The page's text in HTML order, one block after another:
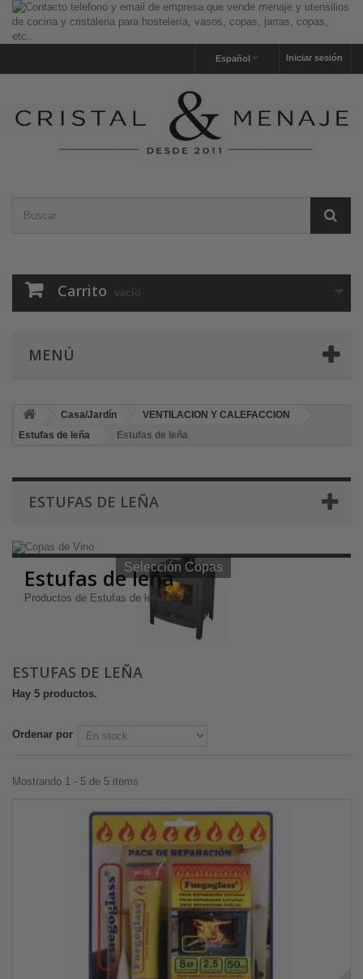
Iniciar sesión
Español
Carrito vacío
MENÚ
Casa/Jardín
VENTILACION Y CALEFACCION
Estufas de leña
Estufas de leña
ESTUFAS DE LEÑA
Selección Copas de Vino y Champagne
Selección Copas
Estufas de leña
Productos de Estufas de leña
ESTUFAS DE LEÑA
Hay 5 productos.
Ordenar por
Mostrando 1 - 5 de 5 items